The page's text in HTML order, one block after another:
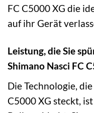
FC C5000 XG die
auf ihr Gerät
Leistung, die Sie
Shimano Nasci FC
Die Technologie,
C5000 XG steckt,